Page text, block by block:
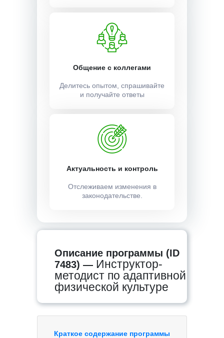
Общение с коллегами
Делитесь опытом, спрашивайте
и получайте ответы
Актуальность и контроль
Отслеживаем изменения в
законодательстве.
Описание программы (ID
7483) — Инструктор-
методист по адаптивной
физической культуре
Краткое содержание программы